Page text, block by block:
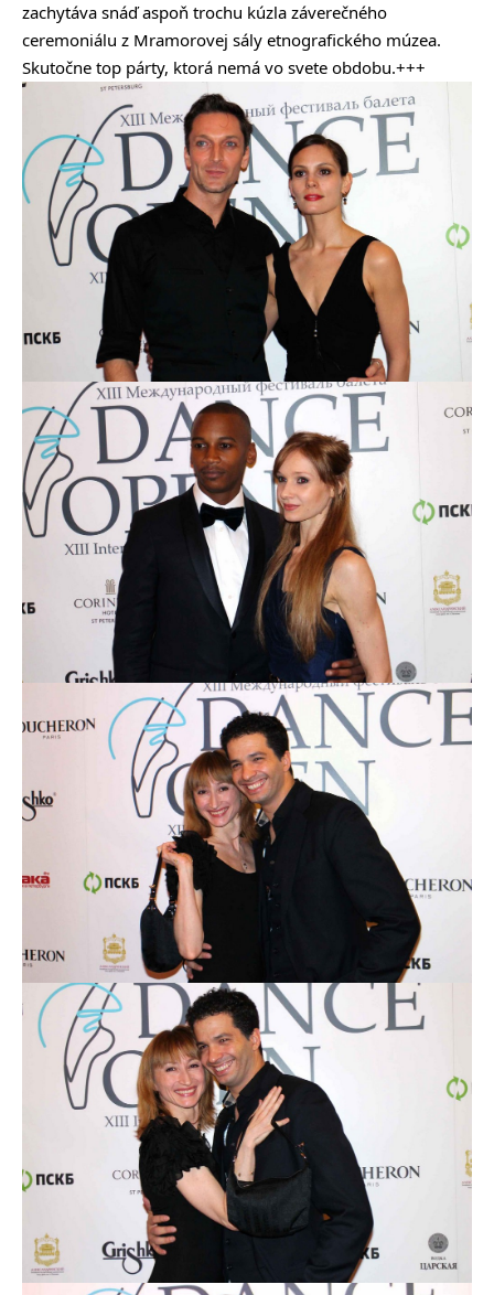
zachytáva snáď aspoň trochu kúzla záverečného
ceremoniálu z Mramorovej sály etnografického múzea.
Skutočne top párty, ktorá nemá vo svete obdobu.+++